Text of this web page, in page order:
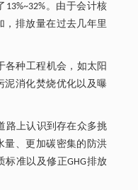
。由于会计核
，排放量在过去几年里
各种工程机会，如太阳
泥消化焚烧优化以及曝
路上认识到存在众多挑
量、更加碳密集的防洪
准以及修正GHG排放